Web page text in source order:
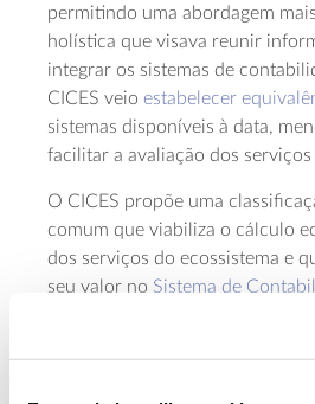
permitindo uma abordagem
holística que visava reunir
integrar os sistemas de
CICES veio estabelecer
sistemas disponíveis à data,
facilitar a avaliação dos serviços
O CICES propõe uma
comum que viabiliza o cálculo
dos serviços do ecossistema e
seu valor no Sistema de
criado pelas Nações
Agência Europeia do Ambiente.
categorias de serviços do